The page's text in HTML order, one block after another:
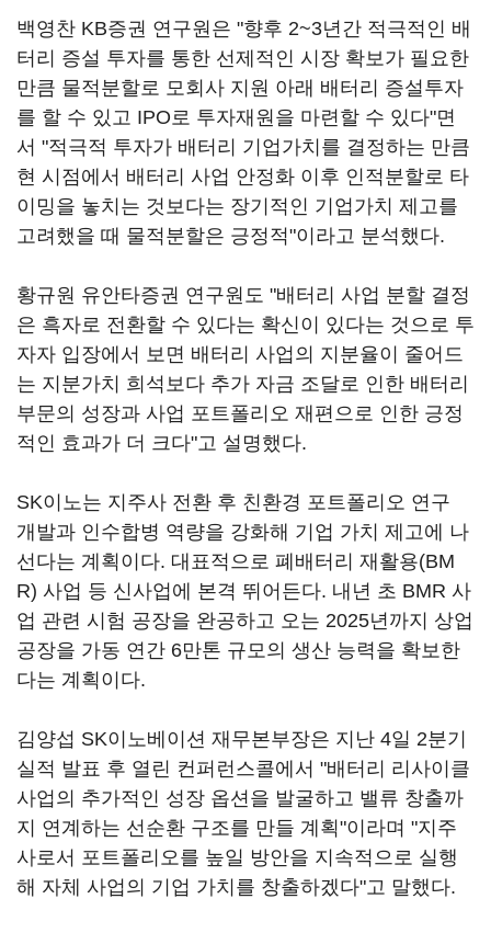
백영찬 KB증권 연구원은 "향후 2~3년간 적극적인 배
터리 증설 투자를 통한 선제적인 시장 확보가 필요한
만큼 물적분할로 모회사 지원 아래 배터리 증설투자
를 할 수 있고 IPO로 투자재원을 마련할 수 있다"면
서 "적극적 투자가 배터리 기업가치를 결정하는 만큼
현 시점에서 배터리 사업 안정화 이후 인적분할로 타
이밍을 놓치는 것보다는 장기적인 기업가치 제고를
고려했을 때 물적분할은 긍정적"이라고 분석했다.
황규원 유안타증권 연구원도 "배터리 사업 분할 결정
은 흑자로 전환할 수 있다는 확신이 있다는 것으로 투
자자 입장에서 보면 배터리 사업의 지분율이 줄어드
는 지분가치 희석보다 추가 자금 조달로 인한 배터리
부문의 성장과 사업 포트폴리오 재편으로 인한 긍정
적인 효과가 더 크다"고 설명했다.
SK이노는 지주사 전환 후 친환경 포트폴리오 연구
개발과 인수합병 역량을 강화해 기업 가치 제고에 나
선다는 계획이다. 대표적으로 폐배터리 재활용(BM
R) 사업 등 신사업에 본격 뛰어든다. 내년 초 BMR 사
업 관련 시험 공장을 완공하고 오는 2025년까지 상업
공장을 가동 연간 6만톤 규모의 생산 능력을 확보한
다는 계획이다.
김양섭 SK이노베이션 재무본부장은 지난 4일 2분기
실적 발표 후 열린 컨퍼런스콜에서 "배터리 리사이클
사업의 추가적인 성장 옵션을 발굴하고 밸류 창출까
지 연계하는 선순환 구조를 만들 계획"이라며 "지주
사로서 포트폴리오를 높일 방안을 지속적으로 실행
해 자체 사업의 기업 가치를 창출하겠다"고 말했다.